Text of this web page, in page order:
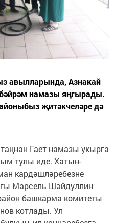
авылларында, Азнакай
намазы яңгырады.
җитәкчеләре дә
Гает намазы укырга
тулы иде. Хатын-
кардәшләребезне
Марсель Шәйдуллин
башкарма комитеты
котлады. Ул